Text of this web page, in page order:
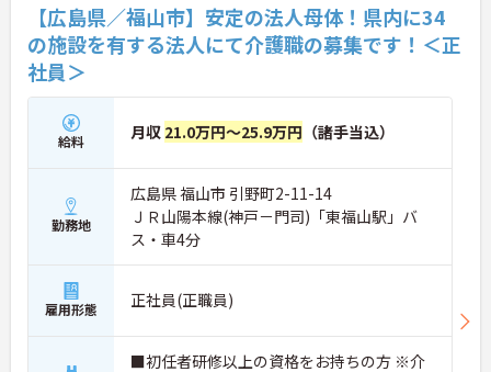
【広島県／福山市】安定の法人母体！県内に34
の施設を有する法人にて介護職の募集です！＜正
社員＞
給料 月収 21.0万円～25.9万円 （諸手当込）
勤務地
広島県 福山市 引野町2-11-14
ＪＲ山陽本線(神戸－門司)「東福山駅」バ
ス・車4分
雇用形態 正社員(正職員)
■初任者研修以上の資格をお持ちの方 ※介